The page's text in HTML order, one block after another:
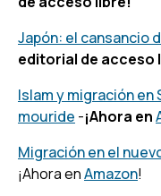
Japón: el cansancio
editorial de acceso
Islam y migración
mouride -¡Ahora en
Migración en el
¡Ahora enAmazon!